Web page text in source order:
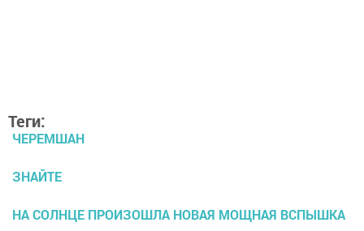
Теги:
ЧЕРЕМШАН
ЗНАЙТЕ
НА СОЛНЦЕ ПРОИЗОШЛА НОВАЯ МОЩНАЯ ВСПЫШКА